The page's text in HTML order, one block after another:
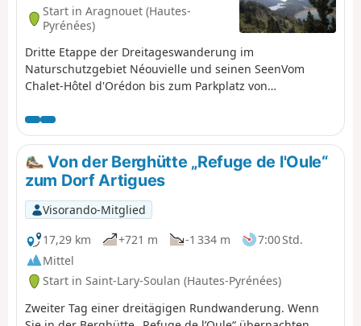
Start in Aragnouet (Hautes-
Pyrénées)
Dritte Etappe der Dreitageswanderung im
Naturschutzgebiet Néouvielle und seinen SeenVom
Chalet-Hôtel d'Orédon bis zum Parkplatz von
Schönheit der 20 Seen bleibt.Sie betreten das
Naturschutzgebiet Réserve Naturelle Nationale du
Néouvielle, das durch Vorschriften geschützt ist. Bitte
halten Sie sich daran (siehe praktische Informationen).
Von der Berghütte „Refuge de l'Oule“
zum Dorf Artigues
Visorando-Mitglied
17,29 km
+721 m -1 334 m
7:00 Std.
Mittel
Start in Saint-Lary-Soulan (Hautes-Pyrénées)
Zweiter Tag einer dreitägigen Rundwanderung. Wenn